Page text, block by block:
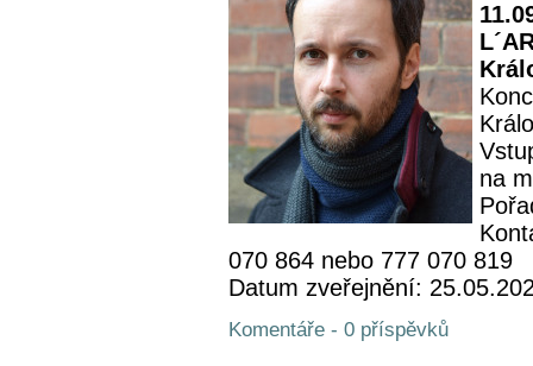
na
070 864 nebo 777 070 819
Datum zveřejnění:
Komentáře - 0 příspěvků